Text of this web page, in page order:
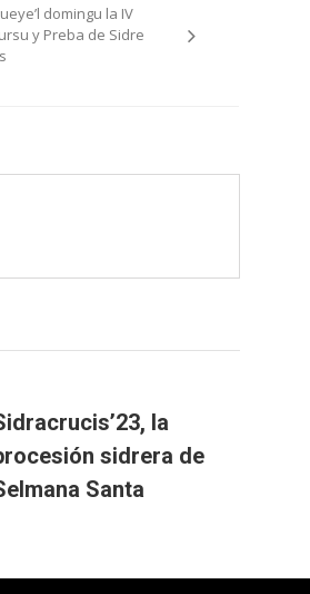
domingu la IV
y Preba de Sidre
la
sidrera de
Santa